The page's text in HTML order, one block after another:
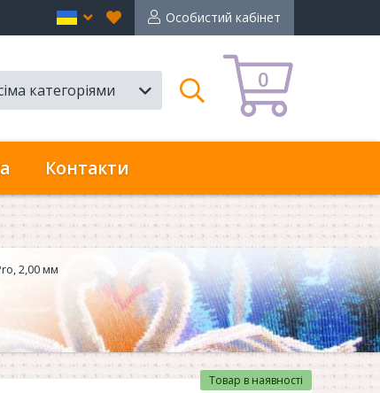
Особистий кабінет
Вибране
en
0
категоріями
Пошук
Контакти
2,00 мм
Товар в наявності